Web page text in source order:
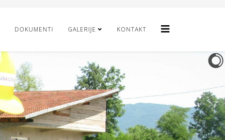
DOKUMENTI GALERIJE KONTAKT